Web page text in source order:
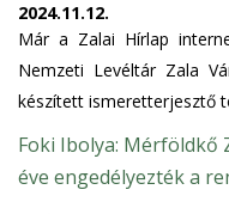
2024.11.12.
Már a Zalai Hírlap
Nemzeti Levéltár Zala
készített ismeretterjesztő
Foki Ibolya: Mérföldkő
éve engedélyezték a